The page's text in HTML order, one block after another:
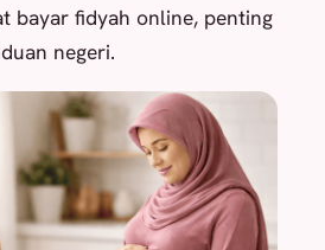
bayar fidyah online, penting
negeri.